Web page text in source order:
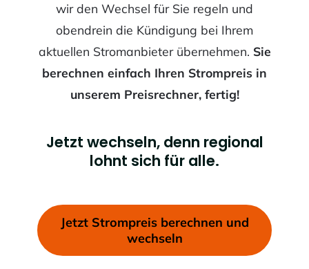
wir den Wechsel für Sie regeln und
obendrein die Kündigung bei Ihrem
aktuellen Stromanbieter übernehmen. Sie
berechnen einfach Ihren Strompreis in
unserem Preisrechner, fertig!
Jetzt wechseln, denn regional
lohnt sich für alle.
Jetzt Strompreis berechnen und
wechseln